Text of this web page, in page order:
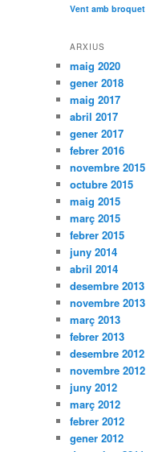
Vent amb broquet
ARXIUS
maig 2020
gener 2018
maig 2017
abril 2017
gener 2017
febrer 2016
novembre 2015
octubre 2015
maig 2015
març 2015
febrer 2015
juny 2014
abril 2014
desembre 2013
novembre 2013
març 2013
febrer 2013
desembre 2012
novembre 2012
juny 2012
març 2012
febrer 2012
gener 2012